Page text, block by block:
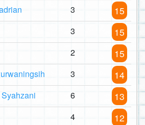
3 15
3 15
2 15
3 14
6 13
4 12